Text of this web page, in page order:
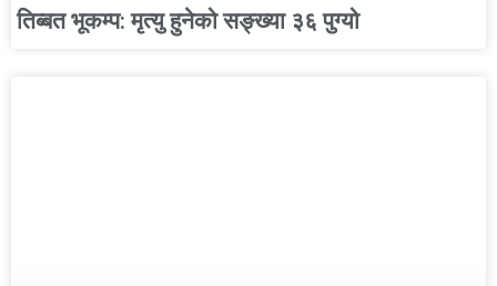
तिब्बत भूकम्प: मृत्यु हुनेको सङ्ख्या ३६ पुग्यो